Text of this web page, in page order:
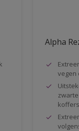
Alpha
vegen